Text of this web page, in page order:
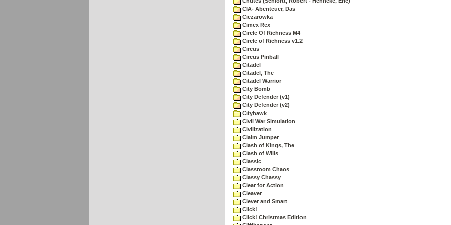
CIA- Abenteuer, Das
Ciezarowka
Cimex Rex
Circle Of Richness M4
Circle of Richness v1.2
Circus
Circus Pinball
Citadel
Citadel, The
Citadel Warrior
City Bomb
City Defender (v1)
City Defender (v2)
Cityhawk
Civil War Simulation
Civilization
Claim Jumper
Clash of Kings, The
Clash of Wills
Classic
Classroom Chaos
Classy Chassy
Clear for Action
Cleaver
Clever and Smart
Click!
Click! Christmas Edition